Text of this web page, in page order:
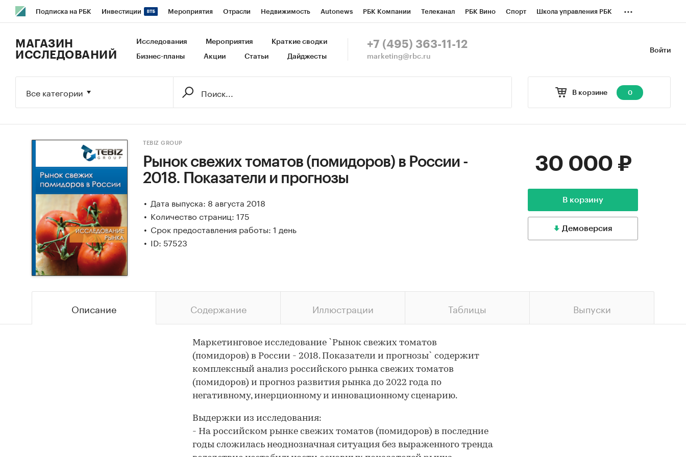
Подписка на РБК Инвестиции Мероприятия Отрасли Недвижимость Autonews РБК Компании Телеканал РБК Вино Спорт Школа управления РБК
Исследования Кредитные рейтинги Франшизы Газета Спецпроекты СПб Конференции СПб Спецпроекты
...
Войти
МАГАЗИН
ИССЛЕДОВАНИЙ
Исследования Мероприятия Краткие сводки
Бизнес-планы Акции Статьи Дайджесты
+7 (495) 363-11-12
marketing@rbc.ru
В корзине 0
Все категории
TEBIZ GROUP
Рынок свежих томатов (помидоров) в России -
2018. Показатели и прогнозы
Дата выпуска: 8 августа 2018
Количество страниц: 175
Срок предоставления работы: 1 день
ID: 57523
30 000 ₽
В корзину
Демоверсия
Описание Содержание Иллюстрации Таблицы Выпуски
Маркетинговое исследование `Рынок свежих томатов
(помидоров) в России - 2018. Показатели и прогнозы` содержит
комплексный анализ российского рынка свежих томатов
(помидоров) и прогноз развития рынка до 2022 года по
негативному, инерционному и инновационному сценарию.
Выдержки из исследования:
- На российском рынке свежих томатов (помидоров) в последние
годы сложилась неоднозначная ситуация без выраженного тренда